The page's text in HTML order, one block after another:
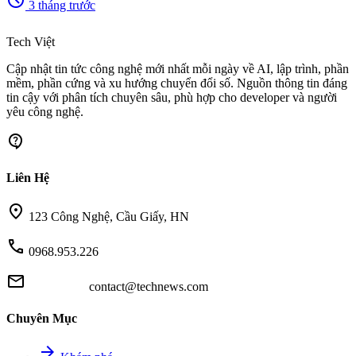
3 tháng trước
Tech Việt
Cập nhật tin tức công nghệ mới nhất mỗi ngày về AI, lập trình, phần
mềm, phần cứng và xu hướng chuyển đổi số. Nguồn thông tin đáng
tin cậy với phân tích chuyên sâu, phù hợp cho developer và người
yêu công nghệ.
contact_support
Liên Hệ
location_on 123 Công Nghệ, Cầu Giấy, HN
call 0968.953.226
mail contact@technews.com
Chuyên Mục